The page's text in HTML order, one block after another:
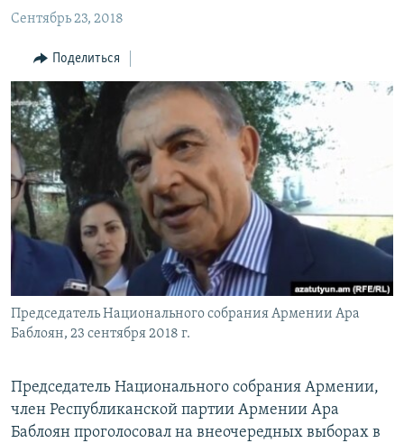
Перейти
поиску
РЕГИОН
НАГОРНЫЙ КАРАБАХ
КУЛЬТУРА
СПОРТ
АРХИВ
Հայերեն
English
Все сайты Радио Азатутюн
Сентябрь 23, 2018
Поделиться
Председатель Национального собрания Армении Ара
Баблоян, 23 сентября 2018 г.
Председатель Национального собрания Армении,
член Республиканской партии Армении Ара
Баблоян проголосовал на внеочередных выборах в